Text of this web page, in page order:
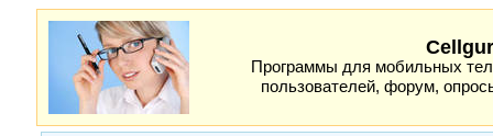
Программы для мобильных
пользователей, форум,